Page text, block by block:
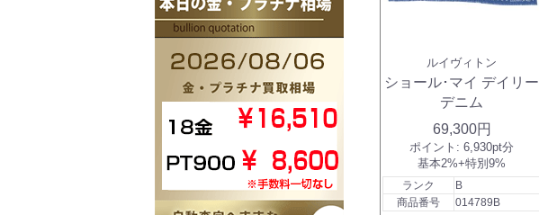
ルイヴィトン
ショール･マイ デイリー
デニム
69,300円
ポイント:6,930pt分
基本2%+特別9%
ランク
B
商品番号
014789B